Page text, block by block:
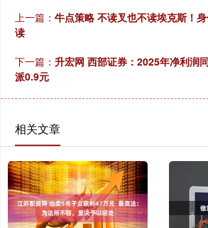
上一篇： 牛点策略 不读叉也不读埃克斯！
读
下一篇： 升宏网 西部证券：2025年净利润
派0.9元
相关文章